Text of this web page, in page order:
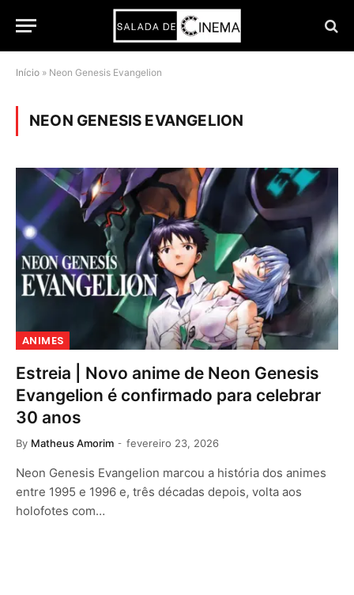
Início » Neon Genesis Evangelion
NEON GENESIS EVANGELION
ANIMES
Estreia | Novo anime de Neon Genesis
Evangelion é confirmado para celebrar
30 anos
By Matheus Amorim fevereiro 23, 2026
Neon Genesis Evangelion marcou a história dos animes
entre 1995 e 1996 e, três décadas depois, volta aos
holofotes com…